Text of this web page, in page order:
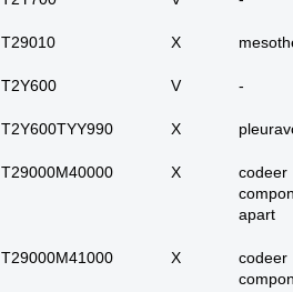
09. alle dubieus
invasieve
situ
13. alle tumoren
T29010 X
T2Y600 V -
T2Y600TYY990 X
T29000M40000 X
codeer
apart
T29000M41000 X
codeer